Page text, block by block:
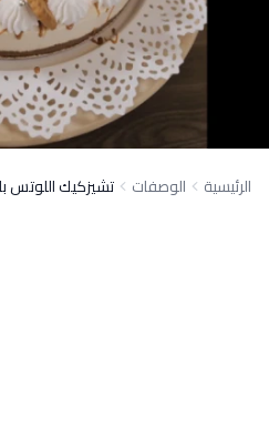
الرئيسية الوصفات تشيزكيك اللوتس